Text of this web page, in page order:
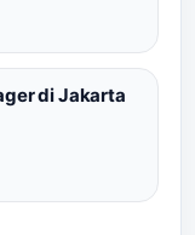
di Jakarta